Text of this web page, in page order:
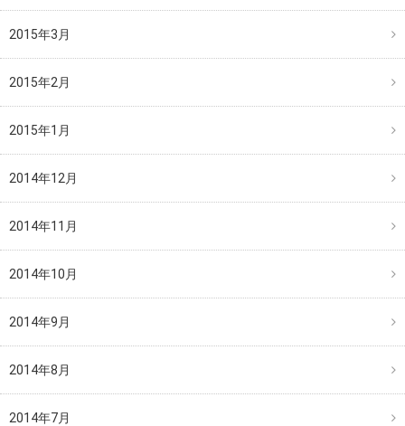
2015年3月
2015年2月
2015年1月
2014年12月
2014年11月
2014年10月
2014年9月
2014年8月
2014年7月